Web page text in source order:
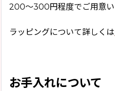
200〜300円程度でご用意い
ラッピングについて詳しくは
お手入れについて